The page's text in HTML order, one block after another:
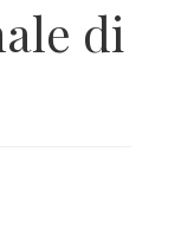
di